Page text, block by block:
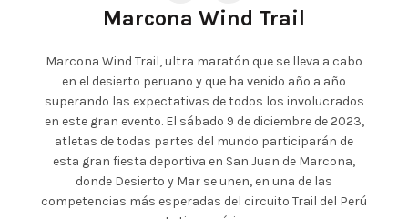
Marcona Wind Trail
Marcona Wind Trail, ultra maratón que se lleva a cabo
en el desierto peruano y que ha venido año a año
superando las expectativas de todos los involucrados
en este gran evento. El sábado 9 de diciembre de 2023,
atletas de todas partes del mundo participarán de
esta gran fiesta deportiva en San Juan de Marcona,
donde Desierto y Mar se unen, en una de las
competencias más esperadas del circuito Trail del Perú